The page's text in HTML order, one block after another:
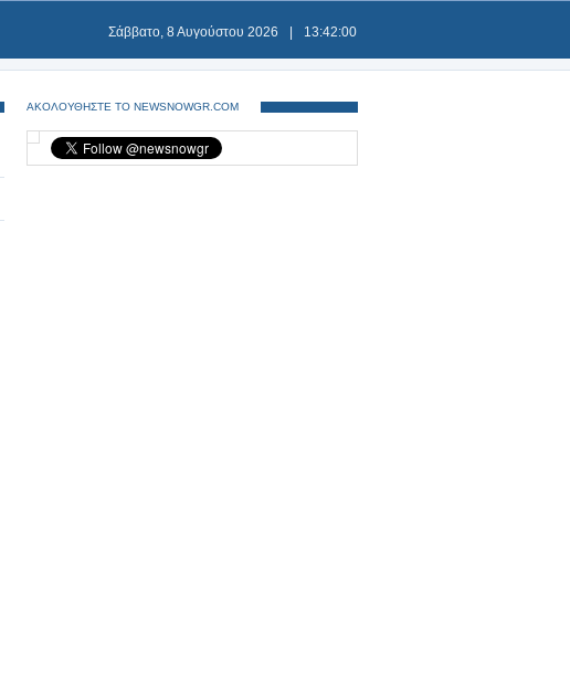
Σάββατο, 8 Αυγούστου 2026 13:42:00
ΑΚΟΛΟΥΘΗΣΤΕ ΤΟ NEWSNOWGR.COM